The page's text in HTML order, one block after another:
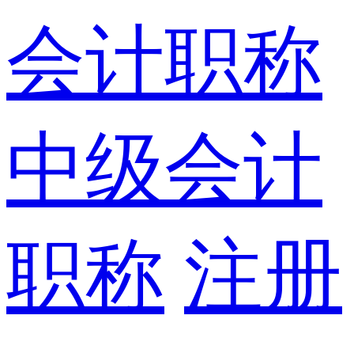
会计职称
中级会计
职称 注册